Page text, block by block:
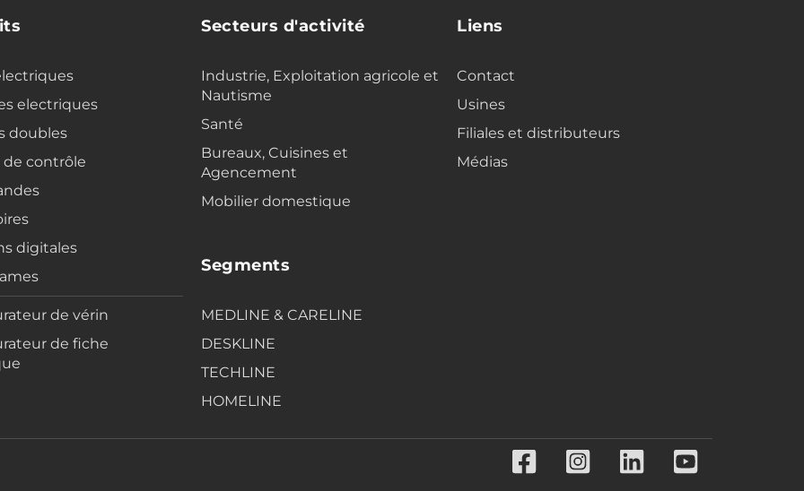
electriques
doubles
de contrôle
digitales
de vérin
de fiche
Secteurs d'activité
Industrie, Exploitation agricole et
Nautisme
Santé
Bureaux, Cuisines et
Agencement
Mobilier domestique
Segments
MEDLINE & CARELINE
DESKLINE
TECHLINE
HOMELINE
Liens
Contact
Usines
Filiales et distributeurs
Médias